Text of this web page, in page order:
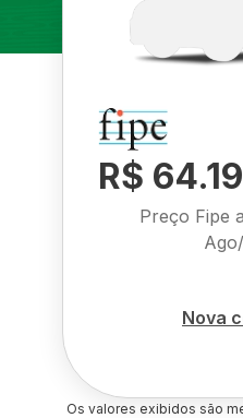
R$
Preço Fipe
Nova
Os valores exibidos são